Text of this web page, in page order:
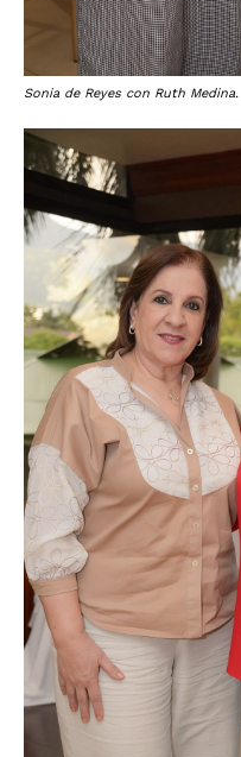
Sonia de Reyes con Ruth Medina.